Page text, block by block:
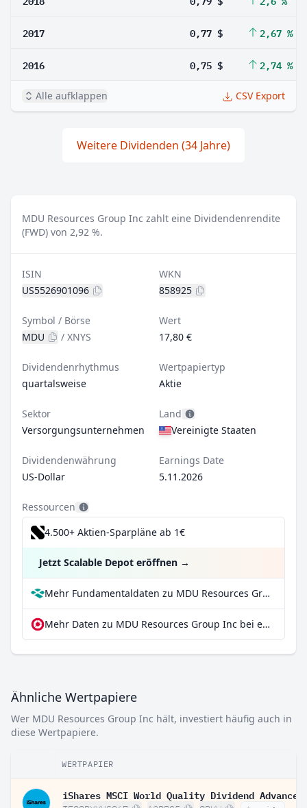
2017 0,77 $ 2,67 %
2016 0,75 $ 2,74 %
Alle aufklappen CSV Export
Weitere Dividenden (34 Jahre)
MDU Resources Group Inc zahlt eine Dividendenrendite
(FWD) von 2,92 %.
ISIN
US5526901096
WKN
858925
Symbol / Börse
MDU
/ XNYS
Wert
17,80 €
Dividendenrhythmus
quartalsweise
Wertpapiertyp
Aktie
Sektor
Versorgungsunternehmen
Land
Vereinigte Staaten
Dividendenwährung
US-Dollar
Earnings Date
5.11.2026
Ressourcen
4.500+ Aktien-Sparpläne ab 1€
Jetzt Scalable Depot eröffnen →
Mehr Fundamentaldaten zu MDU Resources Group Inc bei Parqet
Mehr Daten zu MDU Resources Group Inc bei extraETF
Ähnliche Wertpapiere
Wer MDU Resources Group Inc hält, investiert häufig auch in
diese Wertpapiere.
WERTPAPIER